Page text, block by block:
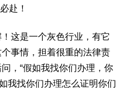
赴！
这是一个灰色行业，有它
事情，担着很重的法律责
，“假如我找你们办理，你
我找你们办理怎么证明你们